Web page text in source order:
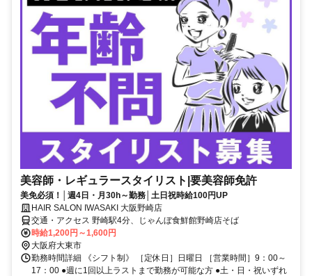
美容師・レギュラースタイリスト|要美容師免許
美免必須！│週4日・月30h～勤務│土日祝時給100円UP
HAIR SALON IWASAKI 大阪野崎店
交通・アクセス 野崎駅4分、じゃんぼ食鮮館野崎店そば
時給1,200円～1,600円
大阪府大東市
勤務時間詳細 《シフト制》 ［定休日］日曜日 ［営業時間］9：00～
17：00 ●週に1回以上ラストまで勤務が可能な方 ●土・日・祝いずれ